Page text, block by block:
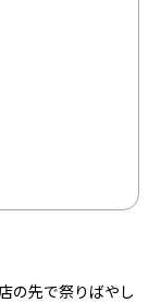
の先で祭りばやし